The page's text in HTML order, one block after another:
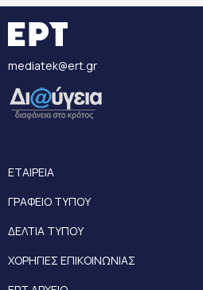
mediatek@ert.gr
ΕΤΑΙΡΕΙΑ
ΓΡΑΦΕΙΟ ΤΥΠΟΥ
ΔΕΛΤΙΑ ΤΥΠΟΥ
ΧΟΡΗΓΙΕΣ ΕΠΙΚΟΙΝΩΝΙΑΣ